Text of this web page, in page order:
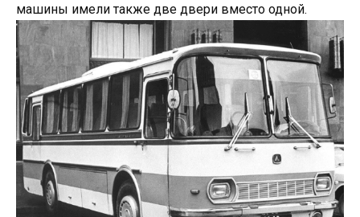
машины имели также две двери вместо одной.